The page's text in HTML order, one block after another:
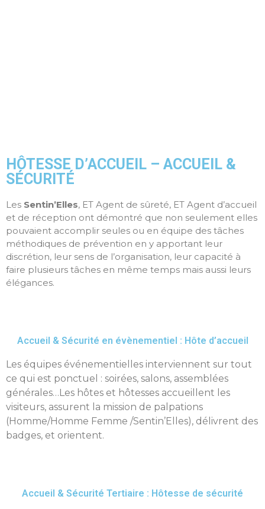
HÔTESSE D’ACCUEIL – ACCUEIL &
SÉCURITÉ
Les Sentin’Elles, ET Agent de sûreté, ET Agent d’accueil
et de réception ont démontré que non seulement elles
pouvaient accomplir seules ou en équipe des tâches
méthodiques de prévention en y apportant leur
discrétion, leur sens de l’organisation, leur capacité à
faire plusieurs tâches en même temps mais aussi leurs
élégances.
Accueil & Sécurité en évènementiel : Hôte d’accueil
Les équipes événementielles interviennent sur tout
ce qui est ponctuel : soirées, salons, assemblées
générales…Les hôtes et hôtesses accueillent les
visiteurs, assurent la mission de palpations
(Homme/Homme Femme /Sentin’Elles), délivrent des
badges, et orientent.
Accueil & Sécurité Tertiaire : Hôtesse de sécurité